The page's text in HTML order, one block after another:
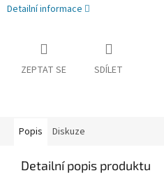
Detailní informace
ZEPTAT SE SDÍLET
Popis Diskuze
Detailní popis produktu